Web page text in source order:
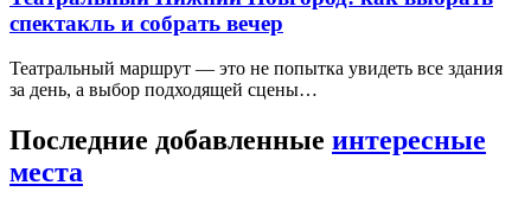
спектакль и собрать вечер
Театральный маршрут — это не попытка увидеть все здания
за день, а выбор подходящей сцены…
Последние добавленные интересные
места